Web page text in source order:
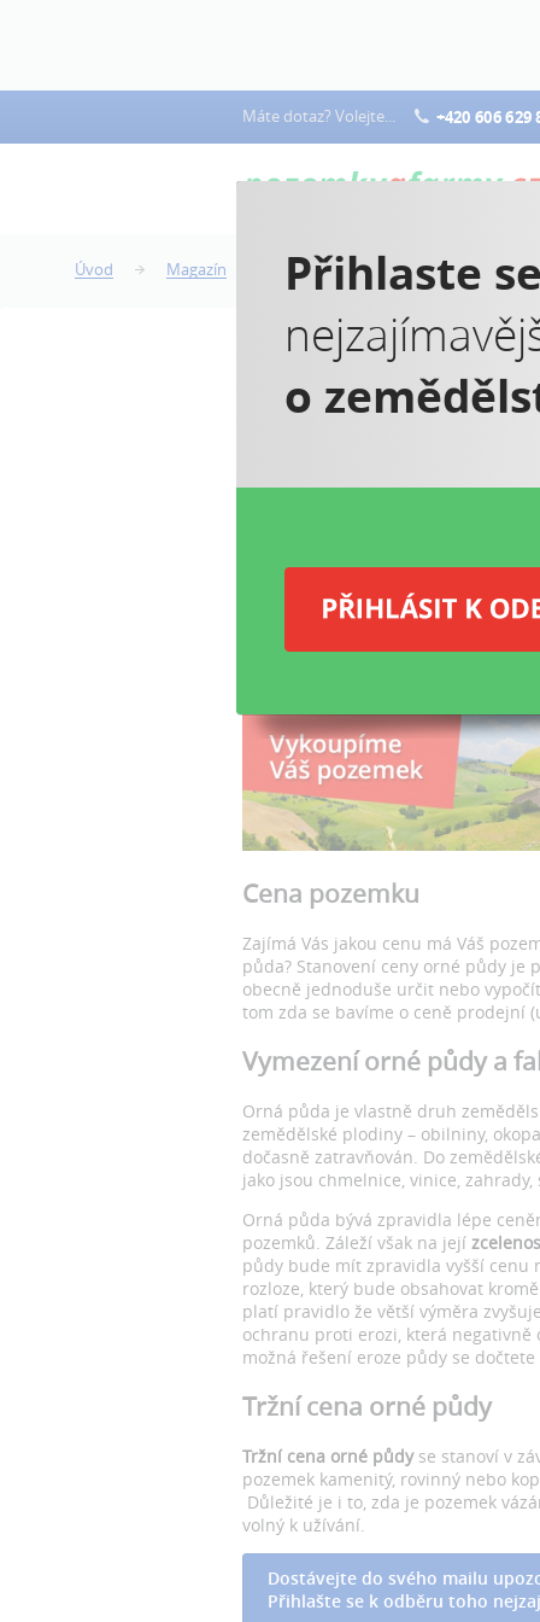
Máte dotaz? Volejte... +420 606 629
Úvod Magazín Cena orné půdy, cena pozemku
Cena pozemku
Zajímá Vás jakou cenu má Váš
půda? Stanovení ceny orné půdy je
obecně jednoduše určit nebo
tom zda se bavíme o ceně prodejní
Vymezení orné půdy a
Orná půda je vlastně druh
zemědělské plodiny – obilniny,
dočasně zatravňován. Do
jako jsou chmelnice, vinice,
Orná půda bývá zpravidla lépe
pozemků. Záleží však na její
půdy bude mít zpravidla vyšší cenu
rozloze, který bude obsahovat
platí pravidlo že větší výměra
ochranu proti erozi, která
možná řešení eroze půdy se
Tržní cena orné půdy
Tržní cena orné půdyse stanoví v
pozemek kamenitý, rovinný nebo
Důležité je i to, zda je pozemek
volný k užívání.
Dostávejte do svého mailu
Přihlašte se k odběru toho
Přihlaste
o